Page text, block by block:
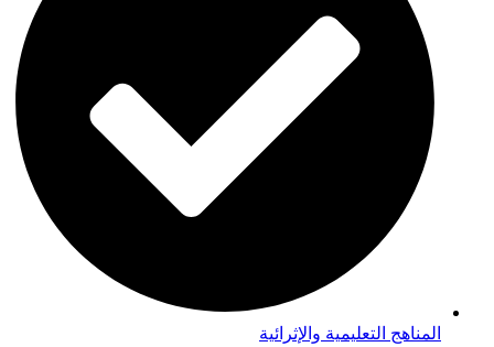
المناهج التعليمية والإثرائية